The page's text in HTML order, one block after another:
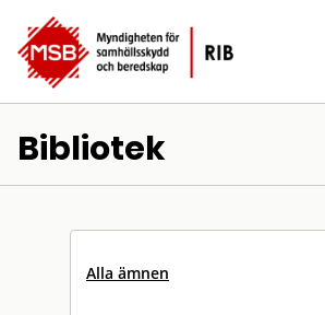
Bibliotek
Alla ämnen